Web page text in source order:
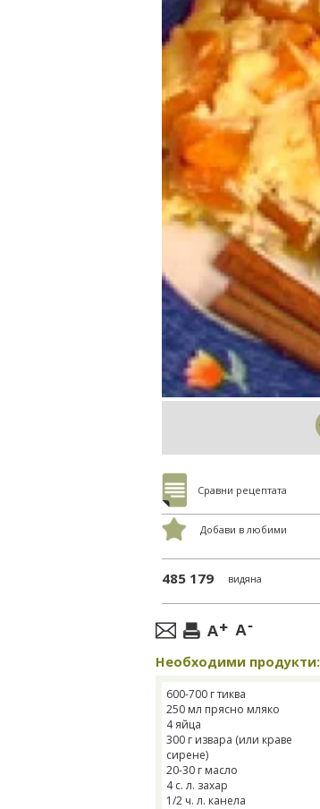
Сравни рецептата
Добави в любими
485 179 видяна
Необходими продукти:
600-700 г тиква
250 мл прясно мляко
4 яйца
300 г извара (или краве
сирене)
20-30 г масло
4 с. л. захар
1/2 ч. л. канела